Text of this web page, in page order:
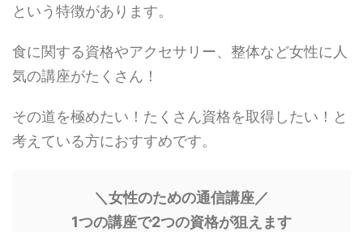
という特徴があります。
食に関する資格やアクセサリー、整体など女性に人
気の講座がたくさん！
その道を極めたい！たくさん資格を取得したい！と
考えている方におすすめです。
＼女性のための通信講座／
1つの講座で2つの資格が狙えます